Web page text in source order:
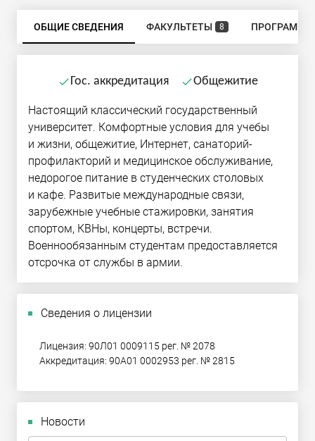
ОБЩИЕ СВЕДЕНИЯ ФАКУЛЬТЕТЫ 8
doneГос. аккредитация doneОбщежитие
Настоящий классический государственный
университет. Комфортные условия для учебы
и жизни, общежитие, Интернет, санаторий-
профилакторий и медицинское обслуживание,
недорогое питание в студенческих столовых
и кафе. Развитые международные связи,
зарубежные учебные стажировки, занятия
спортом, КВНы, концерты, встречи.
Военнообязанным студентам предоставляется
отсрочка от службы в армии.
Сведения о лицензии
Лицензия: 90Л01 0009115 рег. № 2078
Аккредитация: 90А01 0002953 рег. № 2815
Новости